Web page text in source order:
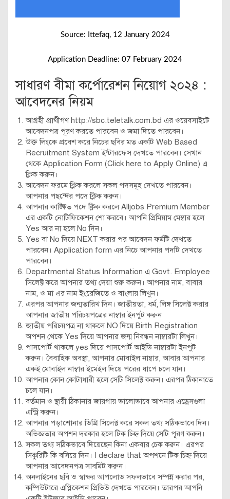
Source: Ittefaq, 12 January 2024
Application Deadline: 07 February 2024
সাধারণ বীমা কর্পোরেশন নিয়োগ ২০২৪ :
আবেদনের নিয়ম
আগ্রহী প্রার্থীগণ http://sbc.teletalk.com.bd এর ওয়েবসাইটে
আবেদনপত্র পূরণ করতে পারবেন ও জমা দিতে পারবেন।
উক্ত লিংকে প্রবেশ করে নিচের ছবির মত একটি Web Based
Recruitment System ইন্টারফেস দেখতে পারবেন। সেখান
থেকে Application Form (Click here to Apply Online) এ
ক্লিক করুন।
আবেদন ফরমে ক্লিক করলে সকল পদসমূহ দেখতে পারবেন।
আপনার পছন্দের পদে ক্লিক করুন।
আপনার কাঙ্ক্ষিত পদে ক্লিক করলে Alljobs Premium Member
এর একটি নোটিফিকেশন শো করবে। আপনি প্রিমিয়াম মেম্বার হলে
Yes আর না হলে No দিন।
Yes বা No দিয়ে NEXT করার পর আবেদন ফর্মটি দেখতে
পারবেন। Application form এর নিচে আপনার পদটি দেখতে
পারবেন।
Departmental Status Information এ Govt. Employee
সিলেক্ট করে আপনার তথ্য দেয়া শুরু করুন। আপনার নাম, বাবার
নাম, ও মা এর নাম ইংরেজিতে ও বাংলায় লিখুন।
এরপর আপনার জন্মতারিখ দিন। জাতীয়তা, ধর্ম, লিঙ্গ সিলেক্ট করার
আপনার জাতীয় পরিচয়পত্রের নাম্বার ইনপুট করুন
জাতীয় পরিচয়পত্র না থাকলে NO দিয়ে Birth Registration
অপশন থেকে Yes দিয়ে আপনার জন্ম নিবন্ধন নাম্বারটা লিখুন।
পাসপোর্ট থাকলে yes দিয়ে পাসপোর্ট আইডি নাম্বারটা ইনপুট
করুন। বৈবাহিক অবস্থা, আপনার মোবাইল নাম্বার, আবার আপনার
একই মোবাইল নাম্বার ইমেইল দিয়ে পরের ধাপে চলে যান।
আপনার কোন কোটাধারী হলে সেটি সিলেক্ট করুন। এরপর ঠিকানাতে
চলে যান।
বর্তমান ও স্থায়ী ঠিকানার জায়গায় ভালোভাবে আপনার এড্রেসগুলা
এন্ট্রি করুন।
আপনার পড়াশোনার ডিগ্রি সিলেক্ট করে সকল তথ্য সঠিকভাবে দিন।
অভিজ্ঞতার অপশন দরকার হলে টিক চিহ্ন দিয়ে সেটি পূরণ করুন।
সকল তথ্য সঠিকভাবে দিয়েছেন কিনা একবার চেক করুন। এরপর
সিকুরিটি কি বসিয়ে দিন। I declare that অপশনে টিক চিহ্ন দিয়ে
আপনার আবেদনপত্র সাবমিট করুন।
অনলাইনের ছবি ও স্বাক্ষর আপলোড সফলভাবে সম্পন্ন করার পর,
কম্পিউটারে এপ্লিকেশন প্রিভিউ দেখতে পারবেন। তারপর আপনি